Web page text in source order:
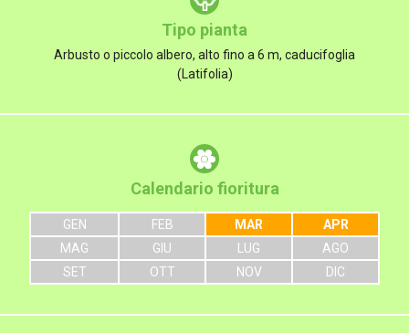
Tipo pianta
Arbusto o piccolo albero, alto fino a 6 m, caducifoglia
(Latifolia)
Calendario fioritura
GEN FEB MAR
APR
MAG
GIU LUG
AGO
SET
OTT NOV DIC